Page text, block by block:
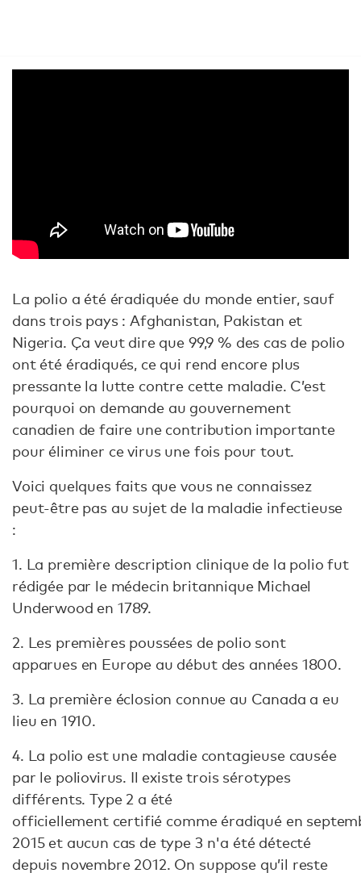
La polio a été éradiquée du monde entier, sauf
dans trois pays : Afghanistan, Pakistan et
Nigeria. Ça veut dire que 99,9 % des cas de polio
ont été éradiqués, ce qui rend encore plus
pressante la lutte contre cette maladie. C’est
pourquoi on demande au gouvernement
canadien de faire une contribution importante
pour éliminer ce virus une fois pour tout.
Voici quelques faits que vous ne connaissez
peut-être pas au sujet de la maladie infectieuse
:
1. La première description clinique de la polio fut
rédigée par le médecin britannique Michael
Underwood en 1789.
2. Les premières poussées de polio sont
apparues en Europe au début des années 1800.
3. La première éclosion connue au Canada a eu
lieu en 1910.
4. La polio est une maladie contagieuse causée
par le poliovirus. Il existe trois sérotypes
différents. Type 2 a été
officiellement certifié comme éradiqué en
2015 et aucun cas de type 3 n'a été détecté
depuis novembre 2012. On suppose qu’il reste